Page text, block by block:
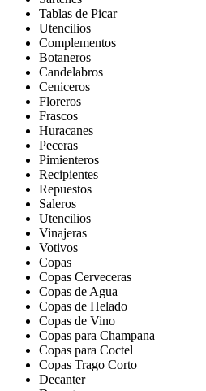
Tablas de Picar
Utencilios
Complementos
Botaneros
Candelabros
Ceniceros
Floreros
Frascos
Huracanes
Peceras
Pimienteros
Recipientes
Repuestos
Saleros
Utencilios
Vinajeras
Votivos
Copas
Copas Cerveceras
Copas de Agua
Copas de Helado
Copas de Vino
Copas para Champana
Copas para Coctel
Copas Trago Corto
Decanter